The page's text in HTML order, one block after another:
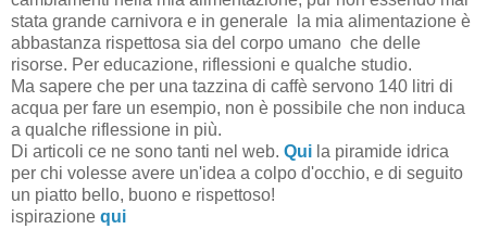
stata grande carnivora e in generale la mia alimentazione è
abbastanza rispettosa sia del corpo umano che delle
risorse. Per educazione, riflessioni e qualche studio.
Ma sapere che per una tazzina di caffè servono 140 litri di
acqua per fare un esempio, non è possibile che non induca
a qualche riflessione in più.
Di articoli ce ne sono tanti nel web. Qui la piramide idrica
per chi volesse avere un'idea a colpo d'occhio, e di seguito
un piatto bello, buono e rispettoso!
ispirazione qui